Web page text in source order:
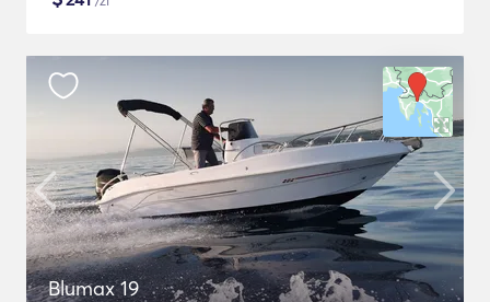
Blumax 19